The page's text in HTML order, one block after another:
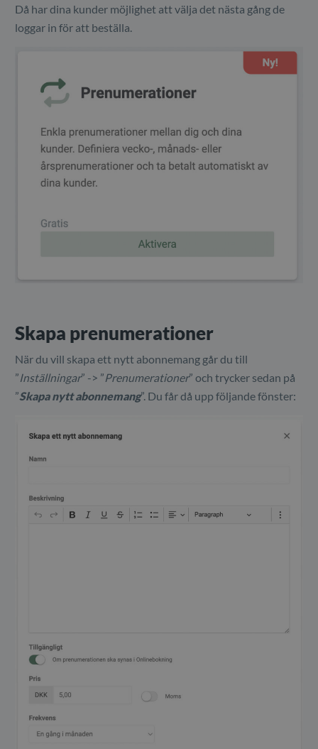
Då har dina kunder möjlighet att välja det nästa gång de
loggar in för att beställa.
Skapa prenumerationer
När du vill skapa ett nytt abonnemang går du till
”Inställningar” -> ”Prenumerationer” och trycker sedan på
”Skapa nytt abonnemang”. Du får då upp följande fönster: